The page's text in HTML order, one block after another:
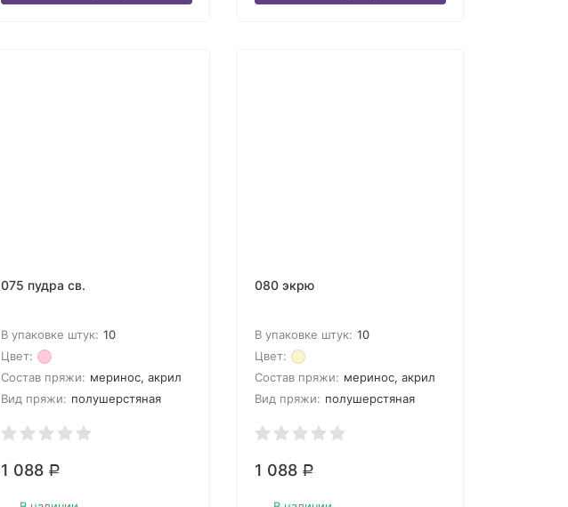
075 пудра св.
В упаковке штук: 10
Цвет:
Состав пряжи: меринос, акрил
Вид пряжи: полушерстяная
1 088 Р
080 экрю
В упаковке штук: 10
Цвет:
Состав пряжи: меринос, акрил
Вид пряжи: полушерстяная
1 088 Р